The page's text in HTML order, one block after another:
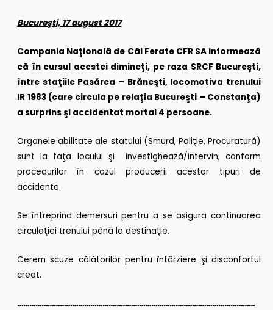
Bucureşti, 17 august 2017
Compania Naţională de Căi Ferate CFR SA informează
că în cursul acestei dimineţi, pe raza SRCF Bucureşti,
între staţiile Pasărea – Brăneşti, locomotiva trenului
IR 1983 (care circula pe relaţia Bucureşti – Constanţa)
a surprins şi accidentat mortal 4 persoane.
Organele abilitate ale statului (Smurd, Poliţie, Procuratură)
sunt la faţa locului şi investighează/intervin, conform
procedurilor în cazul producerii acestor tipuri de
accidente.
Se întreprind demersuri pentru a se asigura continuarea
circulaţiei trenului până la destinaţie.
Cerem scuze călătorilor pentru întârziere şi disconfortul
creat.
………………………………………………………………………………………………………